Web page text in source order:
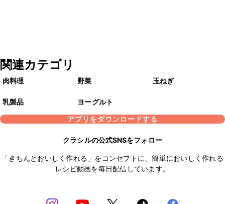
関連カテゴリ
肉料理 野菜 玉ねぎ
乳製品
ヨーグルト
アプリをダウンロードする
クラシルの公式SNSをフォロー
「きちんとおいしく作れる」をコンセプトに、簡単においしく作れる
レシピ動画を毎日配信しています。